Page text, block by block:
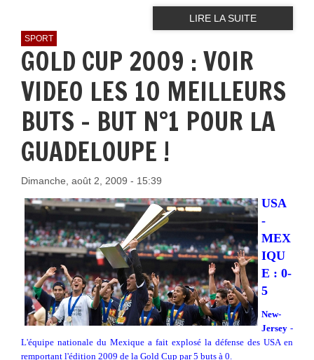
LIRE LA SUITE
SPORT
GOLD CUP 2009 : VOIR
VIDEO LES 10 MEILLEURS
BUTS - BUT N°1 POUR LA
GUADELOUPE !
Dimanche, août 2, 2009 - 15:39
USA
-
MEX
IQU
E : 0-
5
New-
Jersey -
L'équipe nationale du Mexique a fait explosé la défense des USA en
remportant l'édition 2009 de la Gold Cup par 5 buts à 0.